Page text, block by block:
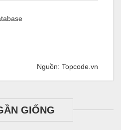
Nguồn: Topcode.vn
GIỐNG